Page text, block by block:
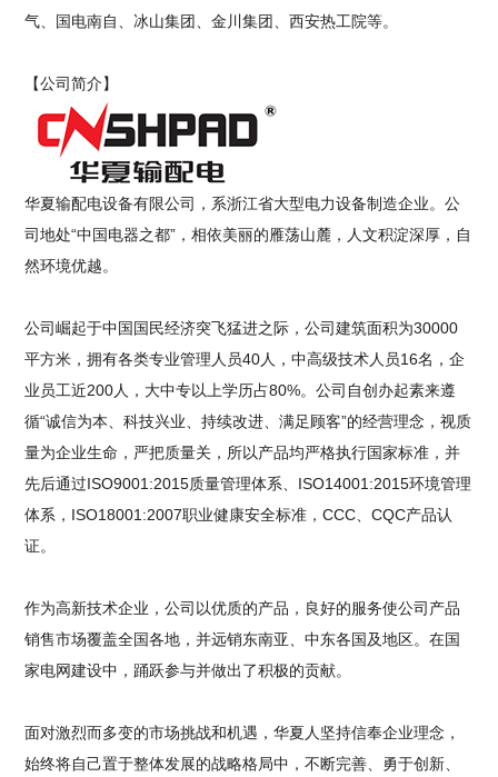
气、国电南自、冰山集团、金川集团、西安热工院等。
【公司简介】
华夏输配电设备有限公司，系浙江省大型电力设备制造企业。公
司地处“中国电器之都”，相依美丽的雁荡山麓，人文积淀深厚，自
然环境优越。
公司崛起于中国国民经济突飞猛进之际，公司建筑面积为30000
平方米，拥有各类专业管理人员40人，中高级技术人员16名，企
业员工近200人，大中专以上学历占80%。公司自创办起素来遵
循“诚信为本、科技兴业、持续改进、满足顾客”的经营理念，视质
量为企业生命，严把质量关，所以产品均严格执行国家标准，并
先后通过ISO9001:2015质量管理体系、ISO14001:2015环境管理
体系，ISO18001:2007职业健康安全标准，CCC、CQC产品认
证。
作为高新技术企业，公司以优质的产品，良好的服务使公司产品
销售市场覆盖全国各地，并远销东南亚、中东各国及地区。在国
家电网建设中，踊跃参与并做出了积极的贡献。
面对激烈而多变的市场挑战和机遇，华夏人坚持信奉企业理念，
始终将自己置于整体发展的战略格局中，不断完善、勇于创新、